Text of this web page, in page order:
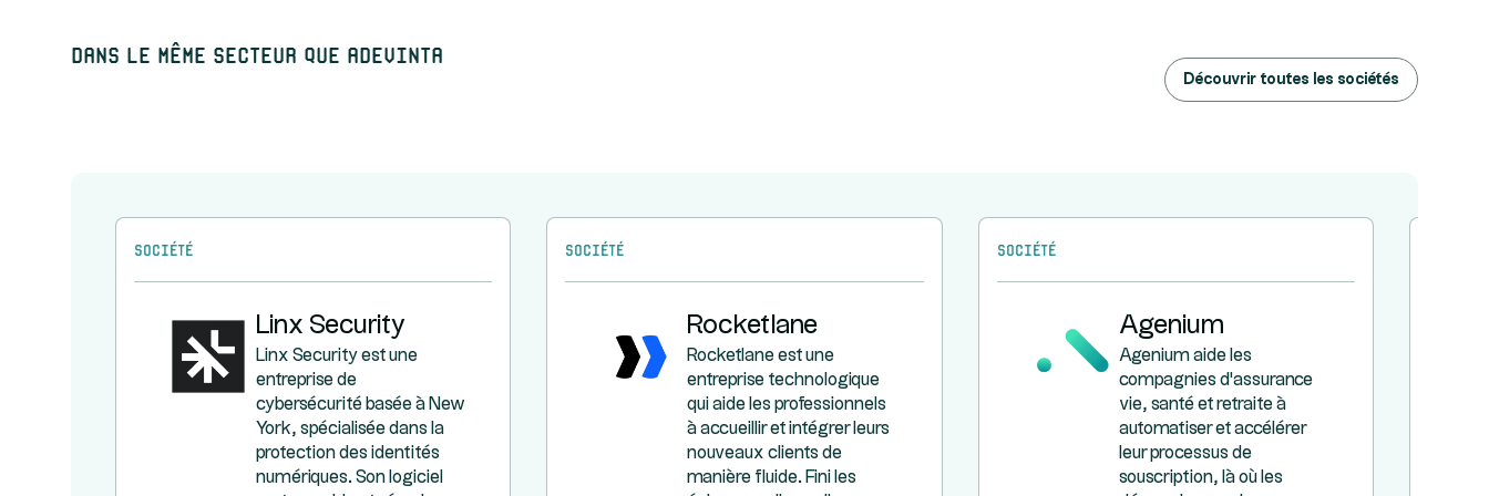
Dans le même secteur que Adevinta
Découvrir toutes les sociétés
Société
Linx Security
Linx Security est une
entreprise de
cybersécurité basée à New
York, spécialisée dans la
protection des identités
numériques. Son logiciel
Société
Rocketlane
Rocketlane est une
entreprise technologique
qui aide les professionnels
à accueillir et intégrer leurs
nouveaux clients de
manière fluide. Fini les
Société
Agenium
Agenium aide les
compagnies d'assurance
vie, santé et retraite à
automatiser et accélérer
leur processus de
souscription, là où les